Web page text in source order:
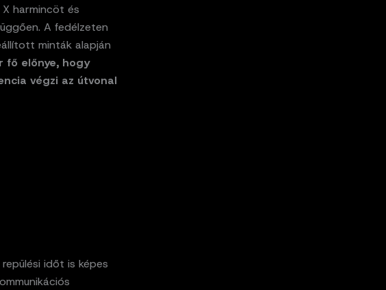
harmincöt és
A fedélzeten
minták alapján
fő előnye, hogy
végzi az útvonal
időt is képes